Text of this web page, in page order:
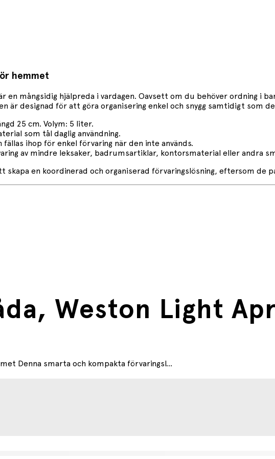
hemmet
en mångsidig hjälpreda i vardagen. Oavsett om du behöver ordning
är designad för att göra organisering enkel och snygg samtidigt som
25 cm. Volym: 5 liter.
som tål daglig användning.
fällas ihop för enkel förvaring när den inte används.
av mindre leksaker, badrumsartiklar, kontorsmaterial eller andra
en koordinerad och organiserad förvaringslösning, eftersom de
Weston Light
Denna smarta och kompakta förvaringsl...